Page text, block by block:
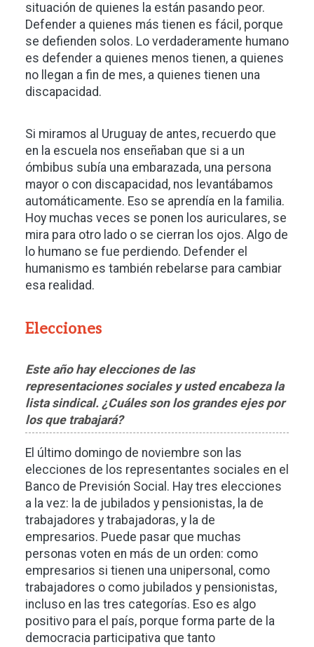
situación de quienes la están pasando peor.
Defender a quienes más tienen es fácil, porque
se defienden solos. Lo verdaderamente humano
es defender a quienes menos tienen, a quienes
no llegan a fin de mes, a quienes tienen una
discapacidad.
Si miramos al Uruguay de antes, recuerdo que
en la escuela nos enseñaban que si a un
ómbibus subía una embarazada, una persona
mayor o con discapacidad, nos levantábamos
automáticamente. Eso se aprendía en la familia.
Hoy muchas veces se ponen los auriculares, se
mira para otro lado o se cierran los ojos. Algo de
lo humano se fue perdiendo. Defender el
humanismo es también rebelarse para cambiar
esa realidad.
Elecciones
Este año hay elecciones de las
representaciones sociales y usted encabeza la
lista sindical. ¿Cuáles son los grandes ejes por
los que trabajará?
El último domingo de noviembre son las
elecciones de los representantes sociales en el
Banco de Previsión Social. Hay tres elecciones
a la vez: la de jubilados y pensionistas, la de
trabajadores y trabajadoras, y la de
empresarios. Puede pasar que muchas
personas voten en más de un orden: como
empresarios si tienen una unipersonal, como
trabajadores o como jubilados y pensionistas,
incluso en las tres categorías. Eso es algo
positivo para el país, porque forma parte de la
democracia participativa que tanto